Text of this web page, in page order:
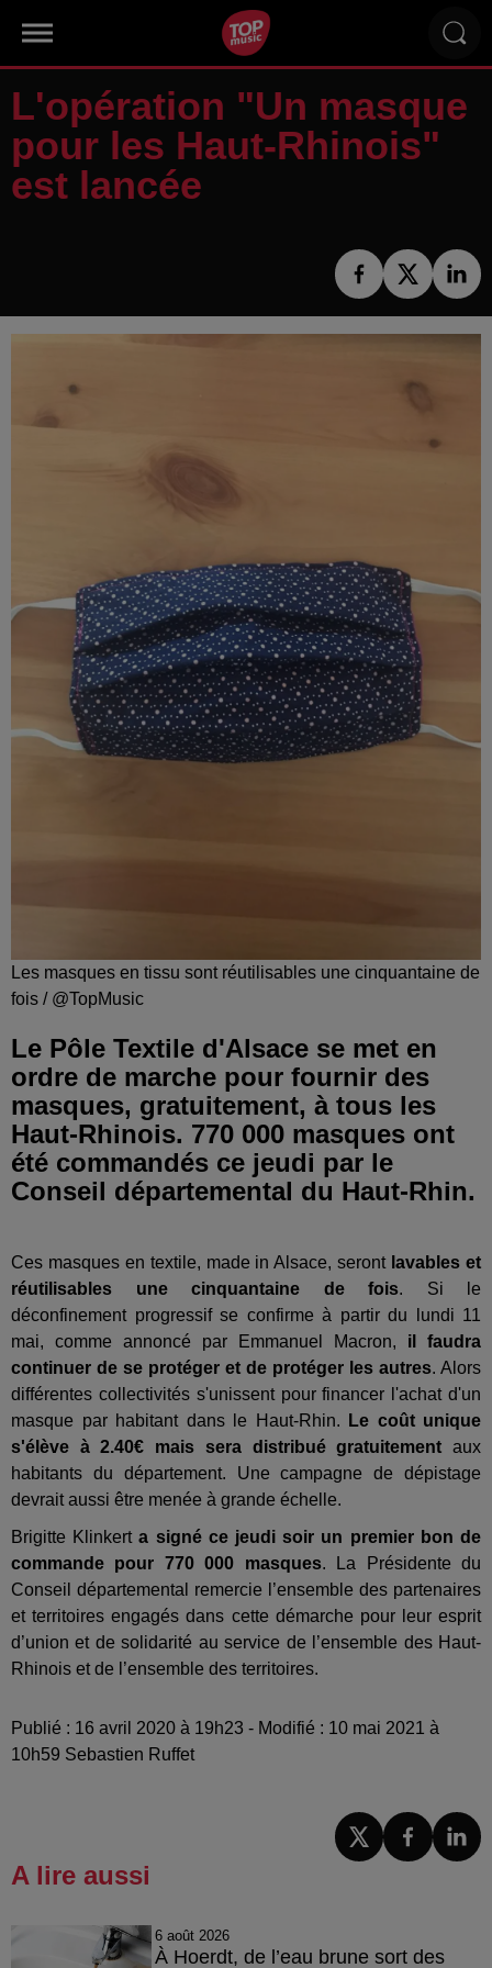
L'opération "Un masque
pour les Haut-Rhinois"
est lancée
Les masques en tissu sont réutilisables une cinquantaine de
fois / @TopMusic
Le Pôle Textile d'Alsace se met en
ordre de marche pour fournir des
masques, gratuitement, à tous les
Haut-Rhinois. 770 000 masques ont
été commandés ce jeudi par le
Conseil départemental du Haut-Rhin.
Ces masques en textile, made in Alsace, seront lavables et
réutilisables une cinquantaine de fois. Si le
déconfinement progressif se confirme à partir du lundi 11
mai, comme annoncé par Emmanuel Macron, il faudra
continuer de se protéger et de protéger les autres. Alors
différentes collectivités s'unissent pour financer l'achat d'un
masque par habitant dans le Haut-Rhin.
Le coût unique
s'élève à 2.40€ mais sera distribué gratuitement aux
habitants du département. Une campagne de dépistage
devrait aussi être menée à grande échelle.
Brigitte Klinkerta signé ce jeudi soir un premier bon de
commande pour 770 000 masques. La Présidente du
Conseil départemental remercie l’ensemble des partenaires
et territoires engagés dans cette démarche pour leur esprit
d’union et de solidarité au service de l’ensemble des Haut-
Rhinois et de l’ensemble des territoires.
Publié : 16 avril 2020 à 19h23 - Modifié : 10 mai 2021 à
10h59 Sebastien Ruffet
A lire aussi
6 août 2026
À Hoerdt, de l’eau brune sort des